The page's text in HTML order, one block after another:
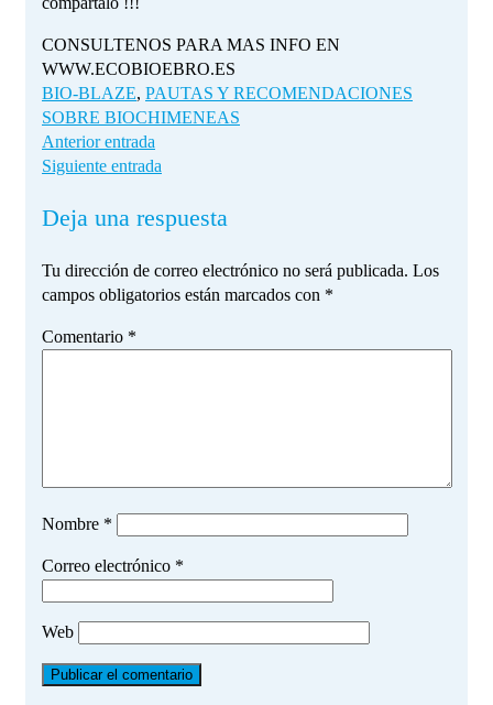
CONSULTENOS PARA MAS INFO EN
WWW.ECOBIOEBRO.ES
BIO-BLAZE, PAUTAS Y RECOMENDACIONES
SOBRE BIOCHIMENEAS
Anterior entrada
Siguiente entrada
Deja una respuesta
Tu dirección de correo electrónico no será publicada. Los
campos obligatorios están marcados con *
Comentario *
Nombre *
Correo electrónico *
Web